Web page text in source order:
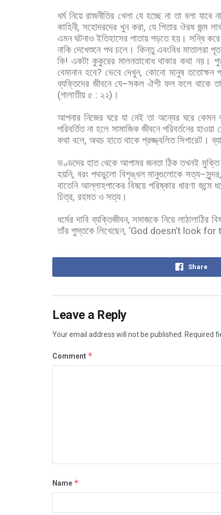
ধর্ম নিয়ে রাজনীতির খেলা যে হচ্ছে না তা বলা যাবে
কাহিনী, সহোদরদের খুন করা, যে পিতার ঔরষ জন্ম
এমন ঘটনাও ইতিহাসের পাতায় পড়তে হয়। সন্ধি করে
নাকি দেখেশুনে পথ চলে। কিন্তু এবংবিধ মাতালরা পূত
কি! একটা কুকুরের মালনতাবোধ থাকার কথা নয়।
বেমানান হবে? ভেবে দেখুন, কোনো মানুষ ততোক্ষন
ব্যক্তিদের জীবনে যে–সকল ঐশী ফল ফলে থাকে
(গালাতীয় ৫ : ২২) ।
আপনার নিজের ঘরে যা নেই তা অন্যের ঘরে কেমন
পরিবর্তিত না হলে সামাজিক জীবনে পরিবর্তনের হাওয়া
কথা বলে, অথচ হাতে থাকে প্রজ্জ্বলিত সিগারেট।
ভণ্ডদের হাত থেকে আপামর জনতা ঠিক তখনই মুক্তি
হয়নি, বরং পথভুলো বিশৃঙ্খল মানুগুলোকে সত্য–সুন্দর
বাতেনি আল্লাহপাকের বিষয়ে পরিষ্কার ধারণা জন্মে
চিত্র, রহমত ও সত্য।
ধর্মের দাবি ব্যক্তিজীবন,সমাজকে নিয়ে লাঠালাঠির
তাঁর পুস্তকে লিখেছেন, ‘God doesn’t look
Share
Leave a Reply
Your email address will not be published. Required
Comment *
Name *